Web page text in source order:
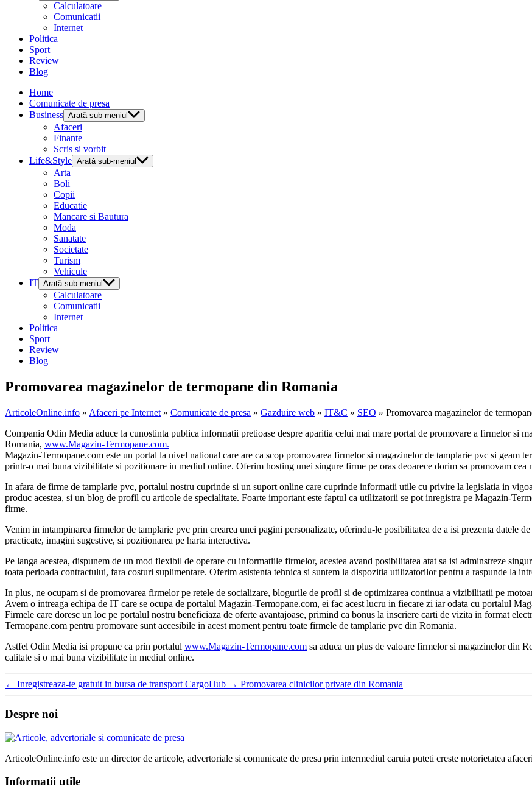
Calculatoare
Comunicatii
Internet
Politica
Sport
Review
Blog
Home
Comunicate de presa
Business Arată sub-meniul
Afaceri
Finante
Scris si vorbit
Life&Style Arată sub-meniul
Arta
Boli
Copii
Educatie
Mancare si Bautura
Moda
Sanatate
Societate
Turism
Vehicule
IT Arată sub-meniul
Calculatoare
Comunicatii
Internet
Politica
Sport
Review
Blog
Promovarea magazinelor de termopane din Romania
ArticoleOnline.info » Afaceri pe Internet » Comunicate de presa » Gazduire web » IT&C » SEO » Promovarea magazinelor de
Compania Odin Media aduce la cunostinta publica informatii pretioase despre aparitia celui mai mare portal de promovare a firmelor si
Romania, www.Magazin-Termopane.com.
Magazin-Termopane.com este un portal la nivel national care are ca scop promovarea firmelor si magazinelor de tamplarie pvc si geam
printr-o mai buna vizibilitate si pozitionare in mediul online. Oferim hosting unei singure firme pe oras deoarece dorim sa promovam cea
In afara de firme de tamplarie pvc, portalul nostru cuprinde si un suport online care cuprinde informatii utile cu privire la legislatia in
produc acestea, si un blog de profil cu articole de specialitate. Foarte important este faptul ca utilizatorii se pot inregistra pe Magazin-
firme.
Venim in intampinarea firmelor de tamplarie pvc prin crearea unei pagini personalizate, oferindu-le posibilitatea de a isi prezenta datele
practicate, imagini sugestive, si pozitionarea pe harta interactiva.
Pe langa acestea, dispunem de un mod flexibil de operare cu informatiile firmelor, acestea avand posibilitatea atat sa isi adminstreze
toata perioada contractului, fara costuri suplimentare. Oferim asistenta tehnica si suntem la dispozitia utilizatorilor pentru a raspunde la
In plus, ne ocupam si de promovarea firmelor pe retele de socializare, blogurile de profil si de optimizarea continua a vizibilitatii pe
Avem o intreaga echipa de IT care se ocupa de portalul Magazin-Termopane.com, ei fac acest lucru in fiecare zi iar odata cu portalul
Firmele care doresc un loc pe portalul nostru beneficiaza de oferte avantajoase, primind ca bonus la inscriere carti de vizita in format
Termopane.com pentru promovare sunt accesibile in acest moment pentru toate firmele de tamplarie pvc din Romania.
Astfel Odin Media isi propune ca prin portalul www.Magazin-Termopane.com sa aduca un plus de valoare firmelor si magazinelor din
calitate si o mai buna vizibilitate in mediul online.
← Inregistreaza-te gratuit in bursa de transport CargoHub → Promovarea clinicilor private din Romania
Despre noi
ArticoleOnline.info este un director de articole, advertoriale si comunicate de presa prin intermediul caruia puteti creste notorietatea
Informatii utile